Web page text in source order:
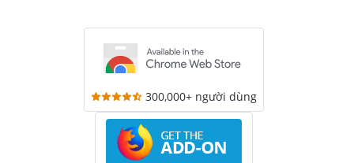
300,000+ người dùng